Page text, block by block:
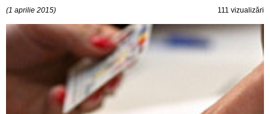
(1 aprilie 2015) 111 vizualizări